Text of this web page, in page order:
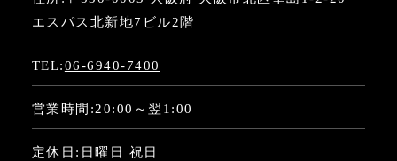
エスパス北新地7ビル2階
TEL:06-6940-7400
営業時間:20:00～翌1:00
定休日:日曜日 祝日